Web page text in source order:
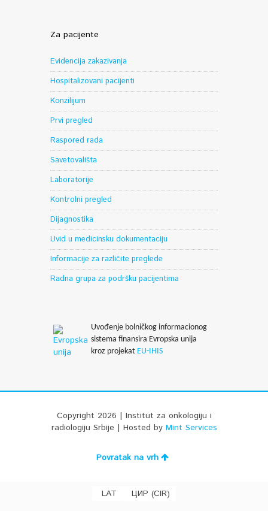
Za pacijente
Evidencija zakazivanja
Hospitalizovani pacijenti
Konzilijum
Prvi pregled
Raspored rada
Savetovališta
Laboratorije
Kontrolni pregled
Dijagnostika
Uvid u medicinsku dokumentaciju
Informacije za različite preglede
Radna grupa za podršku pacijentima
Uvođenje bolničkog informacionog
sistema finansira Evropska unija
kroz projekat EU-IHIS
Copyright 2026 | Institut za onkologiju i
radiologiju Srbije | Hosted by Mint Services
Povratak na vrh
LAT ЦИР (CIR)